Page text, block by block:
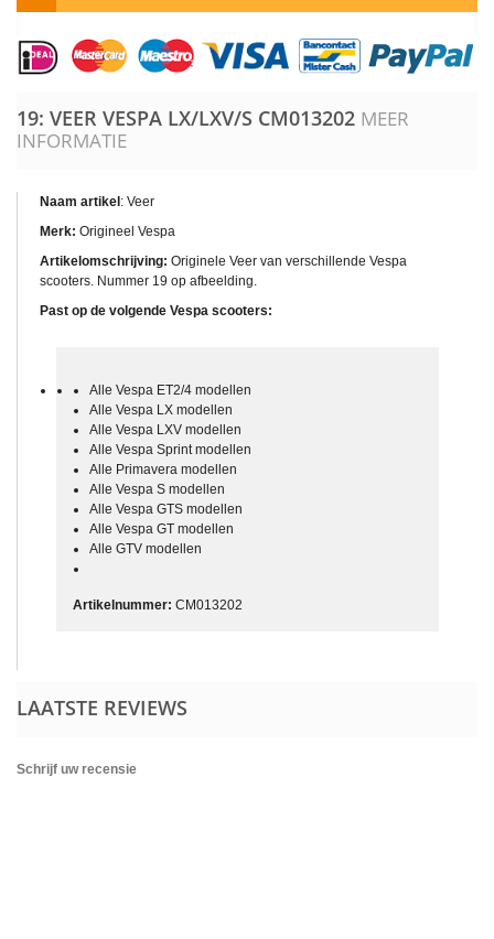
19: VEER VESPA LX/LXV/S CM013202 MEER
INFORMATIE
Naam artikel : Veer
Merk: Origineel Vespa
Artikelomschrijving: Originele Veer van verschillende Vespa
scooters. Nummer 19 op afbeelding.
Past op de volgende Vespa scooters:
Alle Vespa ET2/4 modellen
Alle Vespa LX modellen
Alle Vespa LXV modellen
Alle Vespa Sprint modellen
Alle Primavera modellen
Alle Vespa S modellen
Alle Vespa GTS modellen
Alle Vespa GT modellen
Alle GTV modellen
Artikelnummer: CM013202
LAATSTE REVIEWS
Schrijf uw recensie